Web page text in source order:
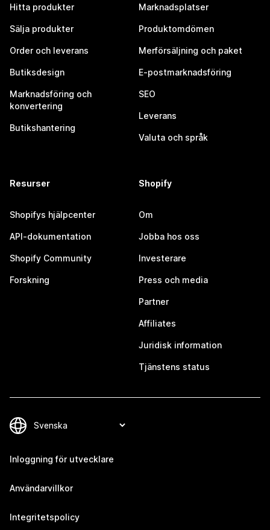
Hitta produkter
Sälja produkter
Order och leverans
Butiksdesign
Marknadsföring och
konvertering
Butikshantering
Marknadsplatser
Produktomdömen
Merförsäljning och paket
E-postmarknadsföring
SEO
Leverans
Valuta och språk
Resurser
Shopifys hjälpcenter
API-dokumentation
Shopify Community
Forskning
Shopify
Om
Jobba hos oss
Investerare
Press och media
Partner
Affiliates
Juridisk information
Tjänstens status
Inloggning för utvecklare
Användarvillkor
Integritetspolicy